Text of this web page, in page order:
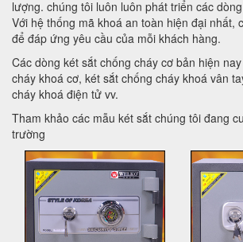
lượng. chúng tôi luôn luôn phát triển các
Với hệ thống mã khoá an toàn hiện đại nhất,
để đáp ứng yêu cầu của mỗi khách hàng.
Các dòng két sắt chống cháy cơ bản hiện
cháy khoá cơ, két sắt chống cháy khoá vân
cháy khoá điện tử vv.
Tham khảo các mẫu két sắt chúng tôi đang
trường